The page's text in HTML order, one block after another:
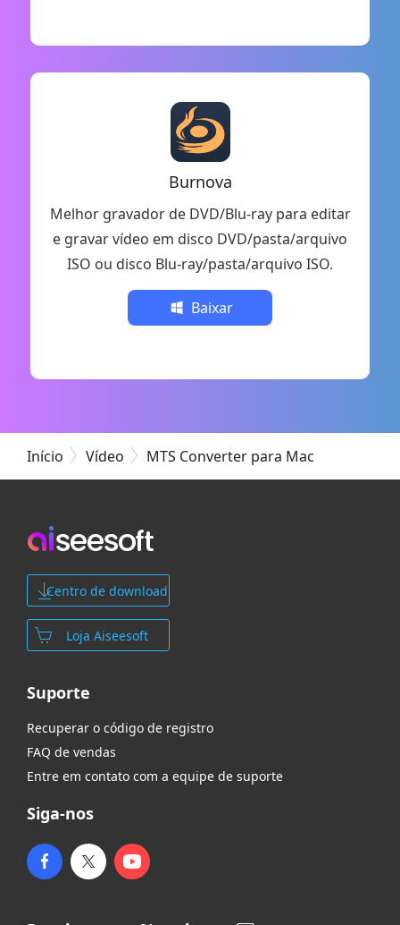
Burnova
Melhor gravador de DVD/Blu-ray para editar
e gravar vídeo em disco DVD/pasta/arquivo
ISO ou disco Blu-ray/pasta/arquivo ISO.
Baixar
Início Vídeo MTS Converter para Mac
Centro de download
Loja Aiseesoft
Suporte
Recuperar o código de registro
FAQ de vendas
Entre em contato com a equipe de suporte
Siga-nos